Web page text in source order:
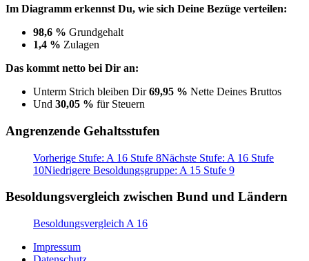
Im Diagramm erkennst Du, wie sich Deine Bezüge verteilen:
98,6 % Grundgehalt
1,4 % Zulagen
Das kommt netto bei Dir an:
Unterm Strich bleiben Dir69,95 % Nette Deines Bruttos
Und 30,05 % für Steuern
Angrenzende Gehaltsstufen
Vorherige Stufe: A 16 Stufe 8Nächste Stufe: A 16 Stufe
10Niedrigere Besoldungsgruppe: A 15 Stufe 9
Besoldungsvergleich zwischen Bund und Ländern
Besoldungsvergleich A 16
Impressum